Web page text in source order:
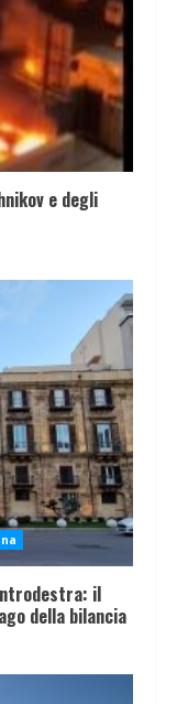
e degli
il
della bilancia